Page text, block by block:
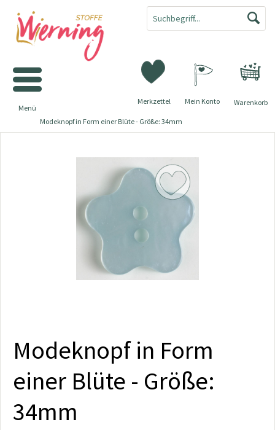
Warenkorb
Merkzettel Mein Konto
Menü
Modeknopf in Form einer Blüte - Größe: 34mm
Modeknopf in Form
einer Blüte - Größe:
34mm